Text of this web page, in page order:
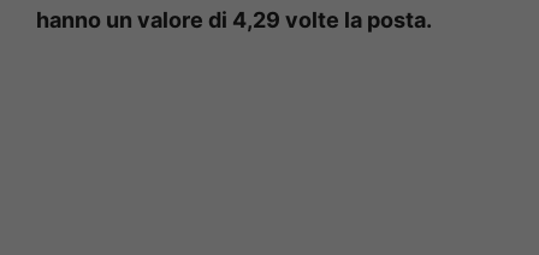
hanno un valore di 4,29 volte la posta.